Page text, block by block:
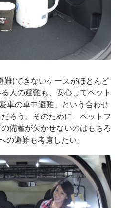
難)できないケースがほとんど
人の避難も、安心してペット
車の車中避難」という合わせ
ろう。そのために、ペットフ
備蓄が欠かせないのはもちろ
の避難も考慮したい。